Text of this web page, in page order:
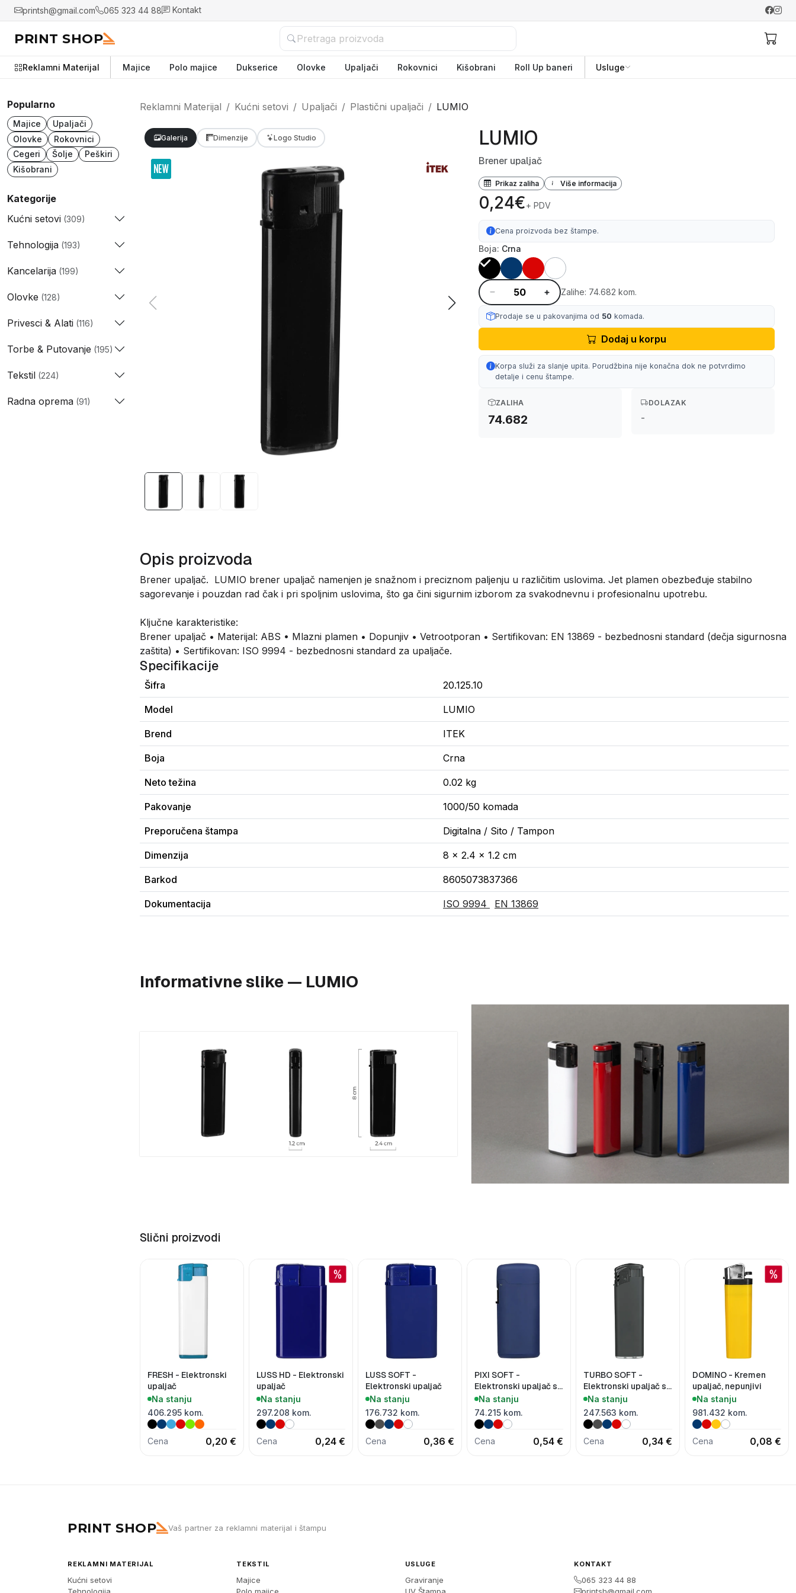
printsh@gmail.com 065 323 44 88 Kontakt
PRINT SHOP
Reklamni Materijal Majice Polo majice Dukserice Olovke Upaljači Rokovnici Kišobrani Roll Up baneri Usluge
Popularno
Majice
Upaljači
Olovke
Rokovnici
Cegeri
Šolje
Peškiri
Kišobrani
Kategorije
Kućni setovi (309)
Tehnologija (193)
Kancelarija (199)
Olovke (128)
Privesci & Alati (116)
Torbe & Putovanje (195)
Tekstil (224)
Radna oprema (91)
Reklamni Materijal Kućni setovi Upaljači Plastični upaljači LUMIO
Galerija Dimenzije Logo Studio LUMIO
Brener upaljač
Prikaz zaliha Više informacija
0,24€+ PDV
Cena proizvoda bez štampe.
Boja: Crna
Zalihe: 74.682 kom.
Prodaje se u pakovanjima od 50 komada.
Dodaj u korpu
Korpa služi za slanje upita. Porudžbina nije konačna dok ne potvrdimo
detalje i cenu štampe.
ZALIHA
74.682
DOLAZAK
-
Opis proizvoda
Brener upaljač. LUMIO brener upaljač namenjen je snažnom i preciznom paljenju u različitim uslovima. Jet plamen obezbeđuje stabilno
sagorevanje i pouzdan rad čak i pri spoljnim uslovima, što ga čini sigurnim izborom za svakodnevnu i profesionalnu upotrebu.
Ključne karakteristike:
Brener upaljač • Materijal: ABS • Mlazni plamen • Dopunjiv • Vetrootporan • Sertifikovan: EN 13869 - bezbednosni standard (dečja sigurnosna
zaštita) • Sertifikovan: ISO 9994 - bezbednosni standard za upaljače.
Specifikacije
Šifra 20.125.10
Model LUMIO
Brend ITEK
Boja Crna
Neto težina 0.02 kg
Pakovanje 1000/50 komada
Preporučena štampa Digitalna / Sito / Tampon
Dimenzija 8 x 2.4 x 1.2 cm
Barkod 8605073837366
Dokumentacija ISO 9994 EN 13869
Informativne slike — LUMIO
Slični proizvodi
FRESH - Elektronski
upaljač
Na stanju
406.295 kom.
Cena 0,20 €
LUSS HD - Elektronski
upaljač
Na stanju
297.208 kom.
Cena 0,24 €
LUSS SOFT -
Elektronski upaljač
Na stanju
176.732 kom.
Cena 0,36 €
PIXI SOFT -
Elektronski upaljač sa
turbo plamenom
Na stanju
74.215 kom.
Cena 0,54 €
TURBO SOFT -
Elektronski upaljač sa
turbo plamenom
Na stanju
247.563 kom.
Cena 0,34 €
DOMINO - Kremen
upaljač, nepunjivi
Na stanju
981.432 kom.
Cena 0,08 €
PRINT SHOP Vaš partner za reklamni materijal i štampu
REKLAMNI MATERIJAL
Kućni setovi
Tehnologija
TEKSTIL
Majice
Polo majice
USLUGE
Graviranje
UV Štampa
KONTAKT
065 323 44 88
printsh@gmail.com